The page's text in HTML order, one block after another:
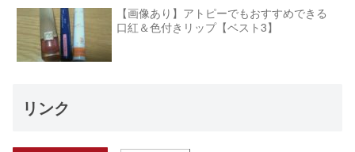
【画像あり】アトピーでもおすすめできる
口紅＆色付きリップ【ベスト3】
リンク